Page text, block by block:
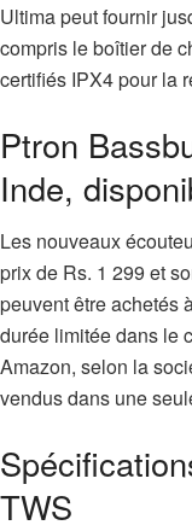
Ultima peut fournir
compris le boîtier de
certifiés IPX4 pour la
Ptron
Inde,
Les nouveaux
prix de Rs. 1 299 et
peuvent être achetés
durée limitée dans le
Amazon, selon la
vendus dans une
TWS